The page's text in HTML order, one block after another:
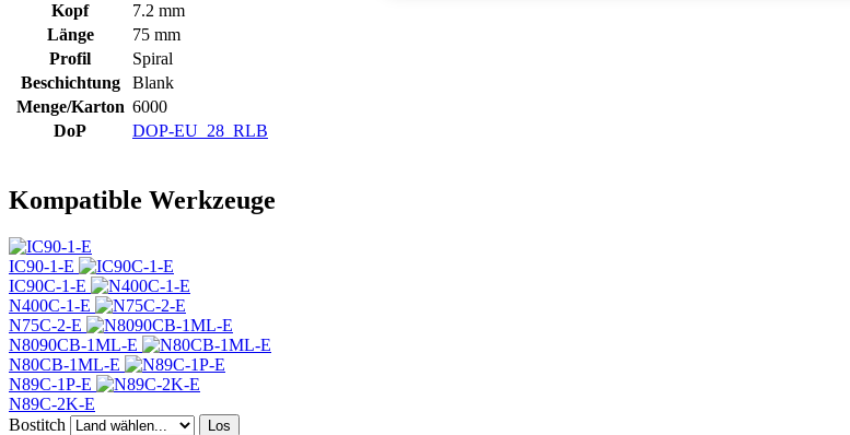
Kopf
7.2 mm
Länge
75 mm
Profil
Spiral
Beschichtung
Blank
Menge/Karton 6000
DoP
DOP-EU_28_RLB
Kompatible Werkzeuge
IC90-1-E
IC90C-1-E
N400C-1-E
N75C-2-E
N8090CB-1ML-E
N80CB-1ML-E
N89C-1P-E
N89C-2K-E
Bostitch
Los